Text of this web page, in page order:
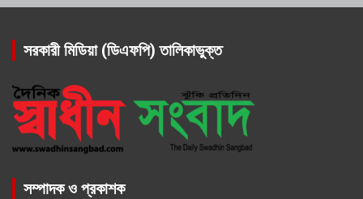
সরকারী মিডিয়া (ডিএফপি) তালিকাভুক্ত
সম্পাদক ও প্রকাশক